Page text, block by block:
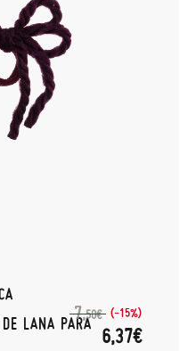
DE LANA PARA
7,50€ (-15%)
6,37€